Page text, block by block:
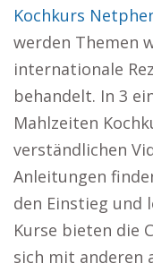
Kochkurs
werden Themen
internationale
behandelt. In 3
Mahlzeiten
verständlichen
Anleitungen
den Einstieg und
Kurse bieten die
sich mit anderen